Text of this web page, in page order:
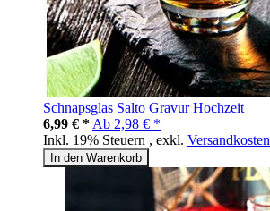
Schnapsglas Salto Gravur Hochzeit
6,99 € * Ab 2,98 € *
Inkl. 19% Steuern , exkl. Versandkosten
In den Warenkorb